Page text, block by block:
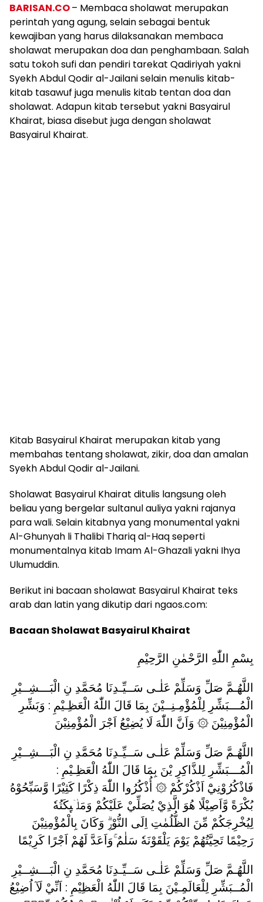
BARISAN.CO– Membaca sholawat merupakan
perintah yang agung, selain sebagai bentuk
kewajiban yang harus dilaksanakan membaca
sholawat merupakan doa dan penghambaan. Salah
satu tokoh sufi dan pendiri tarekat Qadiriyah yakni
Syekh Abdul Qodir al-Jailani selain menulis kitab-
kitab tasawuf juga menulis kitab tentan doa dan
sholawat. Adapun kitab tersebut yakni Basyairul
Khairat, biasa disebut juga dengan sholawat
Basyairul Khairat.
Kitab Basyairul Khairat merupakan kitab yang
membahas tentang sholawat, zikir, doa dan amalan
Syekh Abdul Qodir al-Jailani.
Sholawat Basyairul Khairat ditulis langsung oleh
beliau yang bergelar sultanul auliya yakni rajanya
para wali. Selain kitabnya yang monumental yakni
Al-Ghunyah li Thalibi Thariq al-Haq seperti
monumentalnya kitab Imam Al-Ghazali yakni Ihya
Ulumuddin.
Berikut ini bacaan sholawat Basyairul Khairat teks
arab dan latin yang dikutip dari ngaos.com:
Bacaan Sholawat Basyairul Khairat
بِسْمِ اللّٰهِ الرَّحْمٰنِ الرَّحِيْمِ
اللَّهُـمَّ صَلِّ وَسَلِّمْ عَلٰـى سَــيِّـدِنَا مُحَمَّدِ نِ الْبَـــشِــيْرِ
الْمُـــبَشِّرِ لِلْمُؤْمِـنِــيْنَ بِمَا قَالَ اللّٰهُ الْعَظِـيْمِ : وَبَشِّرِ
الْمُؤْمِنِيْنَ ۞ وَاَنَّ اللّٰهَ لَا يُضِيْعُ اَجْرَ الْمُؤْمِنِيْنَ
اللَّهُـمَّ صَلِّ وَسَلِّمْ عَلٰـى سَــيِّـدِنَا مُحَمَّدِ نِ الْبَـــشِــيْرِ
الْمُـــبَشِّرِ لِلذَّاكِرِ يْنَ بِمَا قَالَ اللّٰهُ الْعَظِـيْمِ :
فَاذْكُرُوْنِيْٓ اَذْكُرْكُمْ ۞ أُذْكُرُوا اللّٰهَ ذِكْرًا كَثِيْرًا وَّسَبِّحُوْهُ
بُكْرَةً وَّاَصِيْلًا هُوَ الَّذِيْ يُصَلِّيْ عَلَيْكُمْ وَمَلٰۤىِٕكَتُهٗ
لِيُخْرِجَكُمْ مِّنَ الظُّلُمٰتِ اِلَى النُّوْرِۗ وَكَانَ بِالْمُؤْمِنِيْنَ
رَحِيْمًا تَحِيَّتُهُمْ يَوْمَ يَلْقَوْنَهٗ سَلٰمٌ ۚوَاَعَدَّ لَهُمْ اَجْرًا كَرِيْمًا
اللَّهُـمَّ صَلِّ وَسَلِّمْ عَلٰـى سَــيِّـدِنَا مُحَمَّدِ نِ الْبَـــشِــيْرِ
الْمُــبَشِّرِ لِلْعَالَمِـيْنَ بِمَا قَالَ اللّٰهُ الْعَظِيْمِ : اَنِّيْ لَآ اُضِيْعُ